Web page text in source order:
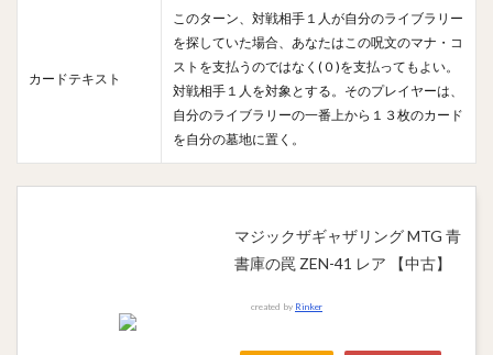
カードテキスト
このターン、対戦相手１人が自分のライブラリー
を探していた場合、あなたはこの呪文のマナ・コ
ストを支払うのではなく(０)を支払ってもよい。
対戦相手１人を対象とする。そのプレイヤーは、
自分のライブラリーの一番上から１３枚のカード
を自分の墓地に置く。
マジックザギャザリング MTG 青
書庫の罠 ZEN-41 レア 【中古】
created by Rinker